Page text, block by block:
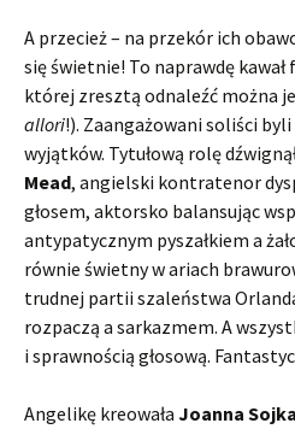
A przecież – na przekór ich
się świetnie! To naprawdę
której zresztą odnaleźć można
allori!). Zaangażowani soliści
wyjątków. Tytułową rolę
Mead, angielski kontratenor
głosem, aktorsko balansując
antypatycznym pyszałkiem a
równie świetny w ariach
trudnej partii szaleństwa
rozpaczą a sarkazmem. A
i sprawnością głosową.
Angelikę kreowała Joanna Sojka